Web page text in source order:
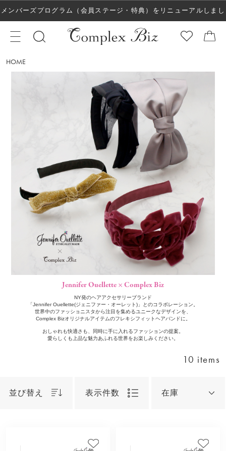
メンバーズプログラム（会員ステージ・特典）をリニューアルしまし
た！
HOME
Jennifer Ouellette × Complex Biz
NY発のヘアアクセサリーブランド
「Jennifer Ouellette(ジェニファー・オーレット)」とのコラボレーション。
世界中のファッショニスタから注目を集めるユニークなデザインを、
Complex Bizオリジナルアイテムのフレキシフィットヘアバンドに。
おしゃれも快適さも、同時に手に入れるファッションの提案。
愛らしくも上品な魅力あふれる世界をお楽しみください。
10 items
並び替え 表示件数 在庫